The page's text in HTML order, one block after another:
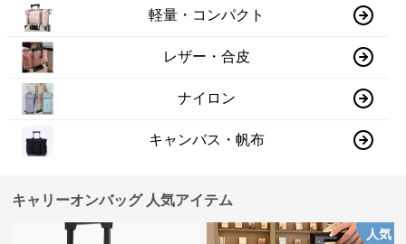
軽量・コンパクト
レザー・合皮
ナイロン
キャンバス・帆布
キャリーオンバッグ 人気アイテム
人気